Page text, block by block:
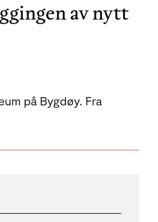
av nytt
på Bygdøy. Fra